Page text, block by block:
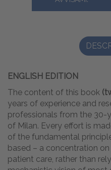
ENGLISH EDITION
The content of this book
years of experience and
professionals from the 30-
of Milan. Every effort is
of the fundamental
based – a concentration
patient care, rather than